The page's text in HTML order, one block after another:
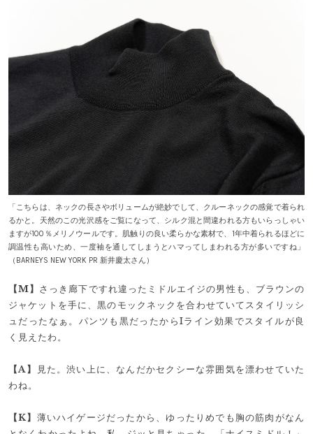
「こちらは、ネックの長さやボリュームが絶妙でして、クルーネックの感覚で着られ
るかと。天然のこの光沢感をご覧になって、シルク混と間違われる方もいらっしゃい
ますが100％メリノウールです。肌触りの良い柔らかな素材で、1年中着られるほどに
調温性も高いため、一度袖を通してしまうとハマってしまわれる方が多いですね」
（BARNEYS NEW YORK PR 新井慶太さん）
【M】 さっき廊下ですれ違ったミドルエイジの男性も、ブラウンの
ジャケットを手に、黒のモックネックを合わせていてスタイリッシ
ュだったなぁ。パンツも黒だったからIライン効果でスタイルが良
く見えたわ。
【A】
見た。渋い上に、なんだかセクシーな雰囲気を漂わせていた
わね。
【K】 薄いハイゲージだったから、ゆったりめでも胸の筋肉がなん